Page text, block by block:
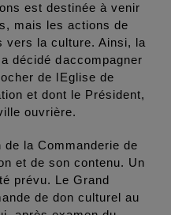
est destinée à venir
mais les actions de
vers la culture. Ainsi, la
décidé daccompagner
de lEglise de
et dont le Président,
ouvrière.
de la Commanderie de
et de son contenu. Un
prévu. Le Grand
de don culturel au